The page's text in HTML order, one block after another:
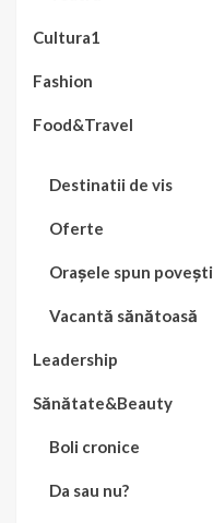
Cultura1
Fashion
Food&Travel
Destinatii de vis
Oferte
Orașele spun povești
Vacantă sănătoasă
Leadership
Sănătate&Beauty
Boli cronice
Da sau nu?